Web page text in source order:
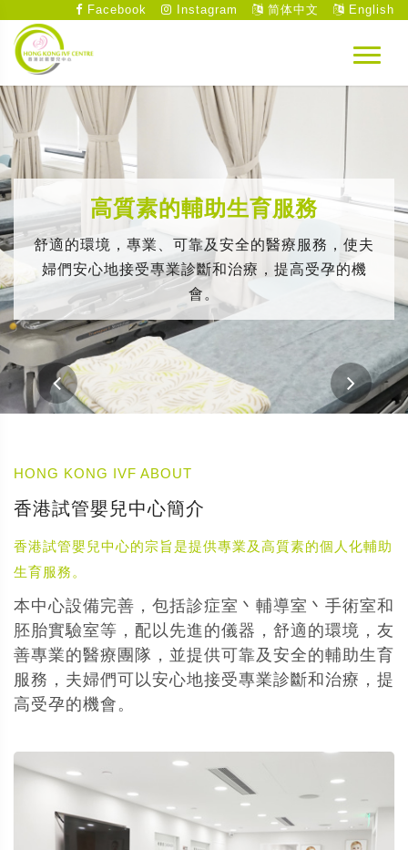
Facebook Instagram 简体中文 English
高質素的輔助生育服務
舒適的環境，專業、可靠及安全的醫療服務，使夫
婦們安心地接受專業診斷和治療，提高受孕的機
會。
HONG KONG IVF ABOUT
香港試管嬰兒中心簡介
香港試管嬰兒中心的宗旨是提供專業及高質素的個人化輔助
生育服務。
本中心設備完善，包括診症室丶輔導室丶手術室和
胚胎實驗室等，配以先進的儀器，舒適的環境，友
善專業的醫療團隊，並提供可靠及安全的輔助生育
服務，夫婦們可以安心地接受專業診斷和治療，提
高受孕的機會。